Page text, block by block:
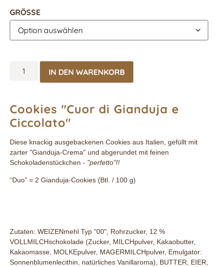
GRÖSSE
IN DEN WARENKORB
Cookies "Cuor di Gianduja e
Ciccolato"
Diese knackig ausgebackenen Cookies aus Italien, gefüllt mit
zarter "Gianduja-Crema" und abgerundet mit feinen
Schokoladenstückchen - "perfetto"!!
“Duo” = 2 Gianduja-Cookies (Btl. / 100 g)
Zutaten: WEIZENmehl Typ "00", Rohrzucker, 12 %
VOLLMILCHschokolade (Zucker, MILCHpulver, Kakaobutter,
Kakaomasse, MOLKEpulver, MAGERMILCHpulver, Emulgator:
Sonnenblumenlecithin, natürliches Vanillaroma), BUTTER, EIER,